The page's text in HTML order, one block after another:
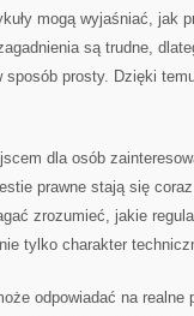
mogą wyjaśniać, jak
są trudne,
prosty. Dzięki
dla osób
prawne stają się
zrozumieć, jakie
tylko charakter
odpowiadać na realne